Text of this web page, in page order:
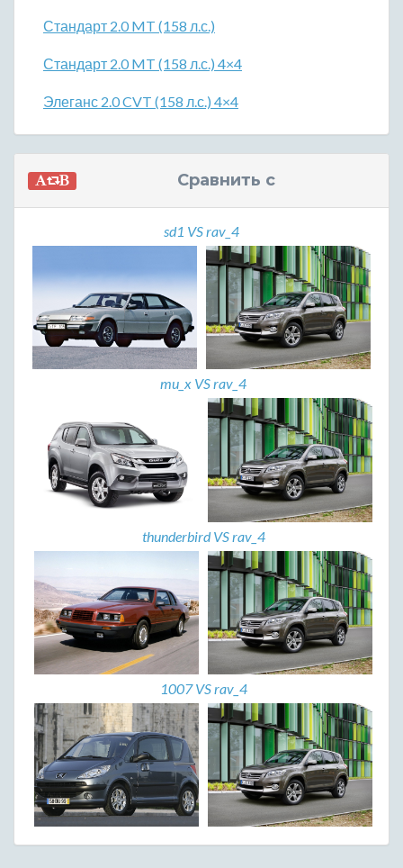
Стандарт 2.0 MT (158 л.с.)
Стандарт 2.0 MT (158 л.с.) 4×4
Элеганс 2.0 CVT (158 л.с.) 4×4
Сравнить с
sd1 VS rav_4
mu_x VS rav_4
thunderbird VS rav_4
1007 VS rav_4